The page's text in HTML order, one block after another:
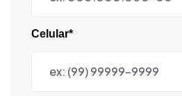
Celular*